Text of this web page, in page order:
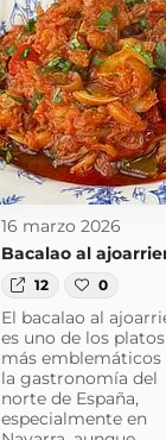
16 marzo 2026
Bacalao al
12 0
El bacalao al
es uno de los platos
más emblemáticos
la gastronomía del
norte de España,
especialmente en